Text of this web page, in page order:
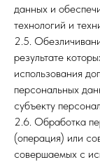
данных и
технологий и
2.5.
результате
использования
персональных
субъекту
2.6. Обработка
(операция) или
совершаемых с